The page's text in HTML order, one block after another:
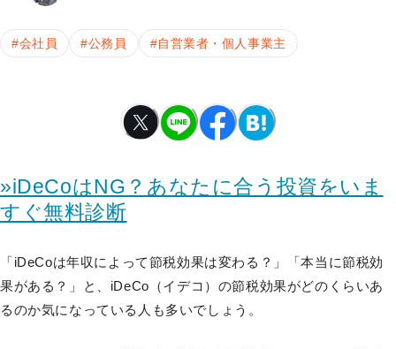
#会社員 #公務員 #自営業者・個人事業主
»iDeCoはNG？あなたに合う投資をいま
すぐ無料診断
「iDeCoは年収によって節税効果は変わる？」「本当に節税効
果がある？」と、iDeCo（イデコ）の節税効果がどのくらいあ
るのか気になっている人も多いでしょう。